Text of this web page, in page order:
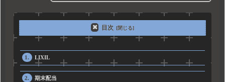
目次
LIXIL
期末配当